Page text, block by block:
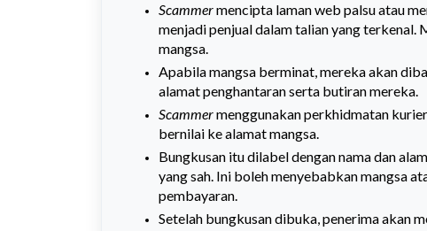
Scammermencipta laman web palsu atau
menjadi penjual dalam talian yang
mangsa.
Apabila mangsa berminat, mereka akan
alamat penghantaran serta butiran mereka.
Scammermenggunakan perkhidmatan
bernilai ke alamat mangsa.
Bungkusan itu dilabel dengan nama dan
yang sah. Ini boleh menyebabkan mangsa
pembayaran.
Setelah bungkusan dibuka, penerima akan